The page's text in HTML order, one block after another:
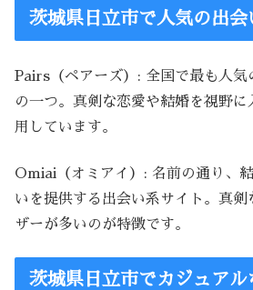
茨城県日立市で人気の出
Pairs（ペアーズ）: 全国で最も人気
の一つ。真剣な恋愛や結婚を視野に
用しています。
Omiai（オミアイ）: 名前の通り、
いを提供する出会い系サイト。真剣
ザーが多いのが特徴です。
茨城県日立市でカジュア